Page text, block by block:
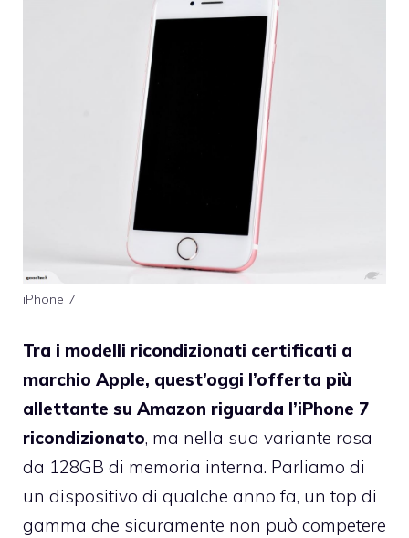
iPhone 7
Tra i modelli ricondizionati certificati a
marchio Apple, quest’oggi l’offerta più
allettante su Amazon riguarda l’iPhone 7
ricondizionato, ma nella sua variante rosa
da 128GB di memoria interna. Parliamo di
un dispositivo di qualche anno fa, un top di
gamma che sicuramente non può competere